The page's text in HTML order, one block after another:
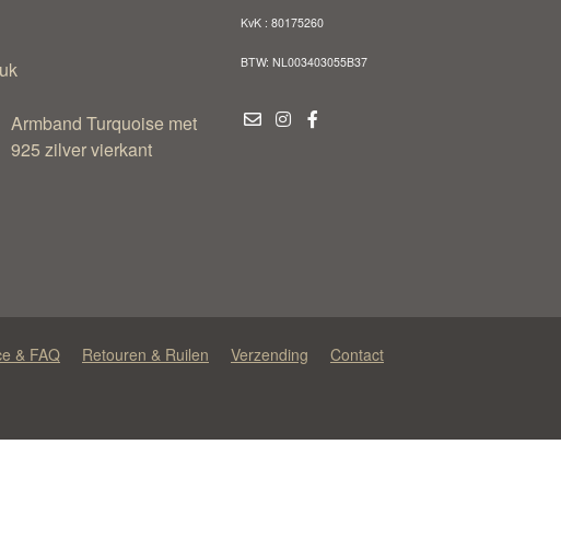
Armband Turquoise met
925 zilver vierkant
KvK : 80175260
BTW: NL003403055B37
& FAQ Retouren & Ruilen Verzending Contact